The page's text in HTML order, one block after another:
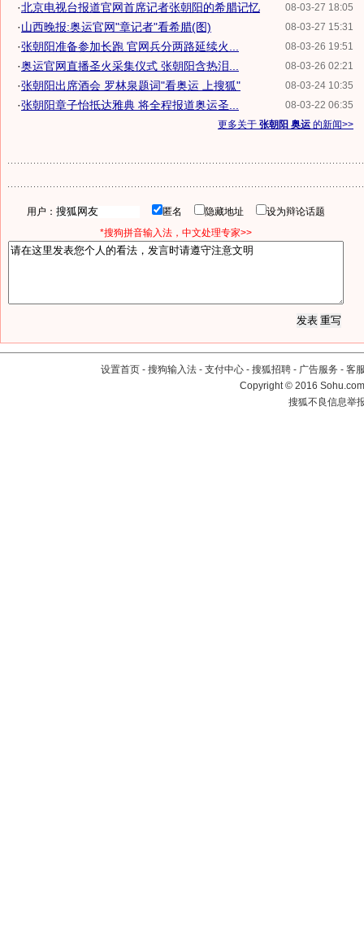
08-03-27 18:05
·北京电视台报道官网首席记者张朝阳的希腊记忆
08-03-27 15:31
·山西晚报:奥运官网"章记者"看希腊(图)
08-03-26 19:51
·张朝阳准备参加长跑 官网兵分两路延续火...
08-03-26 02:21
·奥运官网直播圣火采集仪式 张朝阳含热泪...
08-03-24 10:35
·张朝阳出席酒会 罗林泉题词"看奥运 上搜狐"
08-03-22 06:35
·张朝阳章子怡抵达雅典 将全程报道奥运圣...
更多关于 张朝阳 奥运 的新闻>>
用户： 匿名 隐藏地址
设为辩论话题
*搜狗拼音输入法，中文处理专家>>
设置首页 - 搜狗输入法 - 支付中心 - 搜狐招聘 - 广告服务 - 客
Copyright©2016
搜狐不良信息举